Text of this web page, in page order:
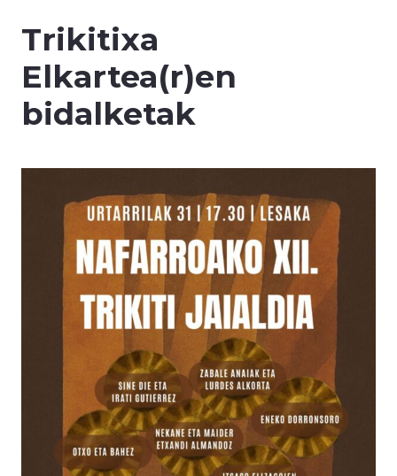
Trikitixa
Elkartea(r)en
bidalketak